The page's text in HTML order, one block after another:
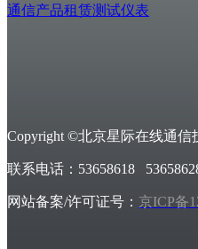
通信产品租赁测试仪表
Copyright ©北京星际在线通信
联系电话：53658618
网站备案/许可证号： 京ICP备